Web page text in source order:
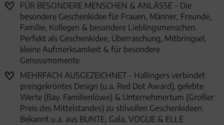
FÜR BESONDERE MENSCHEN & ANLÄSSE - Die
besondere Geschenkidee für Frauen, Männer, Freunde,
Familie, Kollegen & besondere Lieblingsmenschen.
Perfekt als Geschenkidee, Überraschung, Mitbringsel,
kleine Aufmerksamkeit & für besondere
Genussmomente
MEHRFACH AUSGEZEICHNET - Hallingers verbindet
preisgekröntes Design (u.a. Red Dot Award), gelebte
Werte (Bay. Familienlöwe) & Unternehmertum (Großer
Preis des Mittelstandes) zu stilvollen Geschenkideen.
Bekannt u.a. aus BUNTE, Gala, VOGUE & ELLE